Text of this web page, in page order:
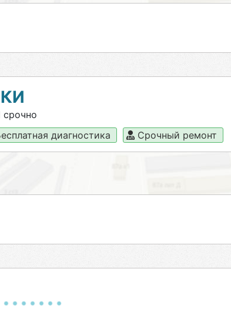
срочно
диагностика Срочный ремонт